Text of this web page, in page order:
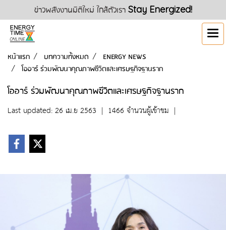
ข่าวพลังงานมิติใหม่ ใกล้ตัวเรา Stay Energized!
หน้าแรก บทความทั้งหมด
ENERGY NEWS
โออาร์ ร่วมพัฒนาคุณภาพชีวิตและเศรษฐกิจฐานราก
โออาร์ ร่วมพัฒนาคุณภาพชีวิตและเศรษฐกิจฐานราก
Last updated: 26 เม.ย 2563 | 1466 จำนวนผู้เข้าชม |